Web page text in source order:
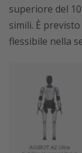
superiore del
simili. È
flessibile nella